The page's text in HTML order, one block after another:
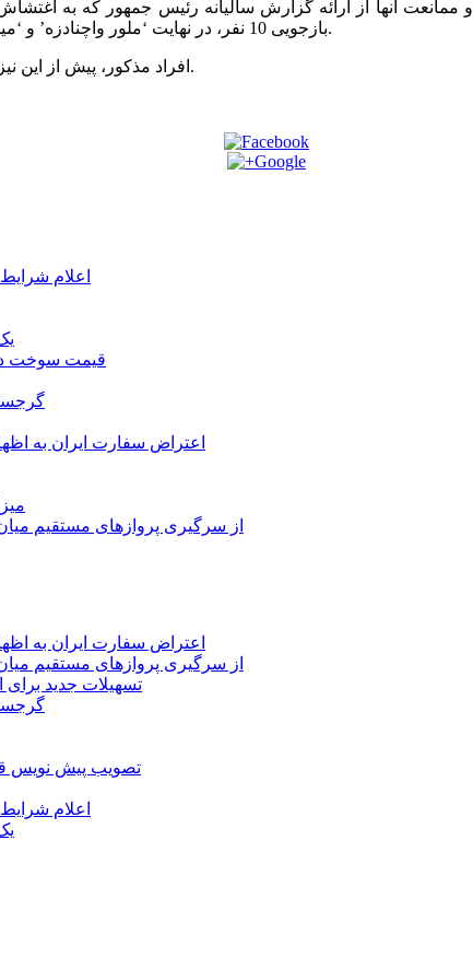
و ممانعت آنها از ارائه گزارش سالیانه رئیس جمهور که به
بازجویی 10 نفر، در نهایت ‘ملور واچنادزه’ و ‘میشا مسخی’ را به جرم ‘اعمال خشونت و چاقوکشی’ بازداشت کرد.
افراد مذکور، پیش از این نیز دارای سوابق متعدد در زمینه ‘ایجاد درگیری و چاقوکشی’ بوده اند.
اعلام
قیمت سوخت
اعتراض سفارت ایران به
از سرگیری پروازهای مستقیم
اعتراض سفارت ایران به
از سرگیری پروازهای مستقیم
تسهیلات جدید برای
تصویب پیش نویس
اعلام